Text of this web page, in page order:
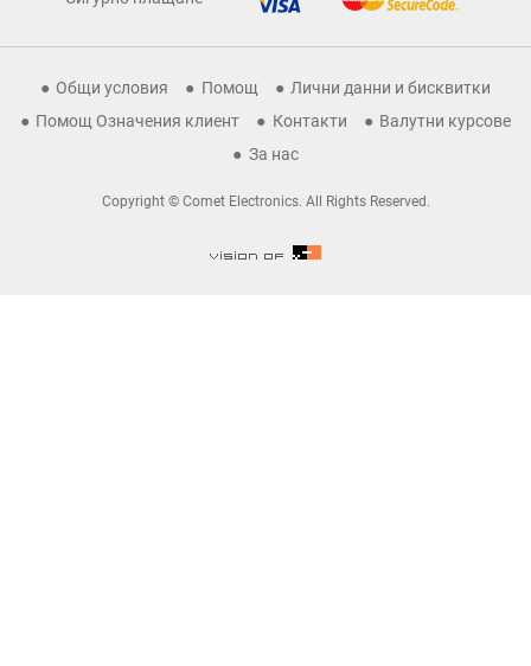
Общи условия Помощ
Лични данни и бисквитки
Помощ Означения клиент
Контакти
Валутни курсове
За нас
Copyright © Comet Electronics. All Rights Reserved.